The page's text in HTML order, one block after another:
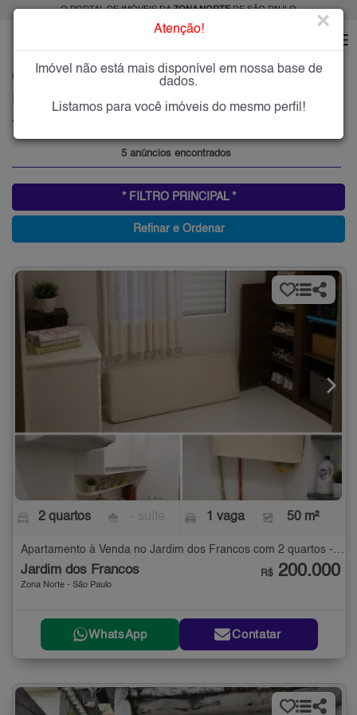
O PORTAL DE IMÓVEIS DAZONA NORTEDE SÃO PAULO
JARDIM DOS FRANCOS
Jardim dos Francos, Zona Norte
5 anúncios encontrados
* FILTRO PRINCIPAL *
Refinar e Ordenar
2 quartos 1 vaga 50 m²
Apartamento à Venda no Jardim dos Francos com 2 quartos - 50 m²
Jardim dos Francos
Zona Norte - São Paulo
R$ 200.000
WhatsApp Contatar
Atenção! ×
Imóvel não está mais disponível em nossa base de
dados.
Listamos para você imóveis do mesmo perfil!